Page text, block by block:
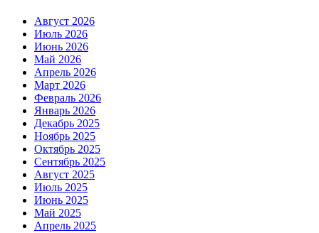
Август 2026
Июль 2026
Июнь 2026
Май 2026
Апрель 2026
Март 2026
Февраль 2026
Январь 2026
Декабрь 2025
Ноябрь 2025
Октябрь 2025
Сентябрь 2025
Август 2025
Июль 2025
Июнь 2025
Май 2025
Апрель 2025